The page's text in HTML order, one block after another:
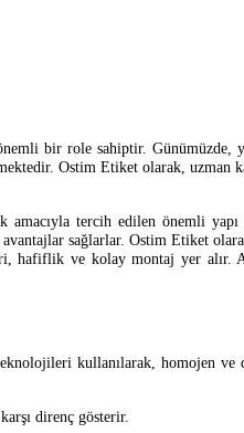
bir role sahiptir. Günümüzde,
Ostim Etiket olarak, uzman
amacıyla tercih edilen önemli
sağlarlar. Ostim Etiket
hafiflik ve kolay montaj yer alır.
kullanılarak, homojen
direnç gösterir.